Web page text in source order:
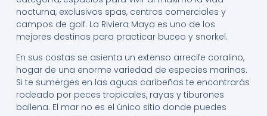
nocturna, exclusivos spas, centros comerciales y
campos de golf. La Riviera Maya es uno de los
mejores destinos para practicar buceo y snorkel.
En sus costas se asienta un extenso arrecife coralino,
hogar de una enorme variedad de especies marinas.
Si te sumerges en las aguas caribeñas te encontrarás
rodeado por peces tropicales, rayas y tiburones
ballena. El mar no es el único sitio donde puedes